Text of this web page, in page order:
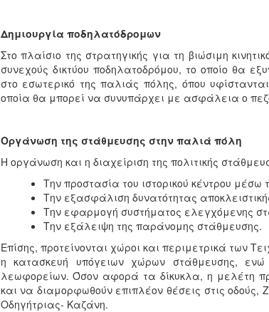
Δημιουργία ποδηλατόδρομων
Στο πλαίσιο της στρατηγικής για τη βιώσιμη
συνεχούς δικτύου ποδηλατοδρόμου, το οποίο θα
στο εσωτερικό της παλιάς πόλης, όπου
οποία θα μπορεί να συνυπάρχει με ασφάλεια ο
Οργάνωση της στάθμευσης στην παλιά πόλη
Η οργάνωση και η διαχείριση της πολιτικής
Την προστασία του ιστορικού κέντρου μέσω
Την εξασφάλιση δυνατότητας
Την εφαρμογή συστήματος ελεγχόμενης
Την εξάλειψη της παράνομης στάθμευσης.
Επίσης, προτείνονται χώροι και περιμετρικά των
η κατασκευή υπόγειων χώρων στάθμευσης, ενώ
λεωφορείων. Όσον αφορά τα δίκυκλα, η μελέτη
και να διαμορφωθούν επιπλέον θέσεις στις
Οδηγήτριας- Καζάνη.